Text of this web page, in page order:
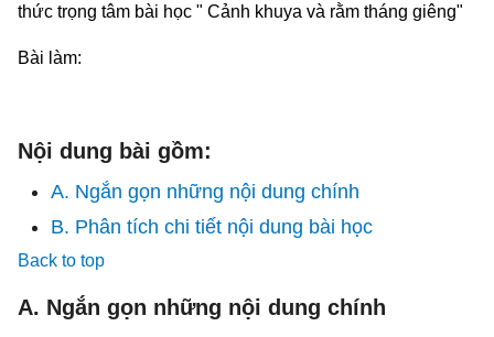
thức trọng tâm bài học " Cảnh khuya và rằm tháng giêng"
Bài làm:
Nội dung bài gồm:
A. Ngắn gọn những nội dung chính
B. Phân tích chi tiết nội dung bài học
Back to top
A. Ngắn gọn những nội dung chính